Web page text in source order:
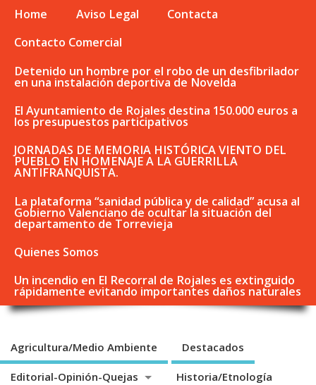
Home Aviso Legal
Contacta
Contacto Comercial
Detenido un hombre por el robo de un desfibrilador
en una instalación deportiva de Novelda
El Ayuntamiento de Rojales destina 150.000 euros a
los presupuestos participativos
JORNADAS DE MEMORIA HISTÓRICA VIENTO DEL
PUEBLO EN HOMENAJE A LA GUERRILLA
ANTIFRANQUISTA.
La plataforma “sanidad pública y de calidad” acusa al
Gobierno Valenciano de ocultar la situación del
departamento de Torrevieja
Quienes Somos
Un incendio en El Recorral de Rojales es extinguido
rápidamente evitando importantes daños naturales
Agricultura/Medio Ambiente Destacados
Editorial-Opinión-Quejas Historia/Etnología